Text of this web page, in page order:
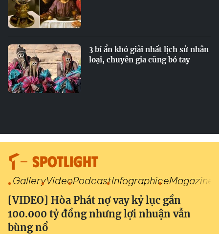
3 bí ẩn khó giải nhất lịch sử nhân
loại, chuyên gia cũng bó tay
SPOTLIGHT
GalleryVideoPodcastInfographiceMagazine
[VIDEO] Hòa Phát nợ vay kỷ lục gần
100.000 tỷ đồng nhưng lợi nhuận vẫn
bùng nổ